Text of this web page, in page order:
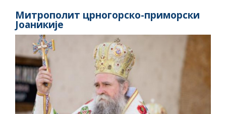
Митрополит црногорско-приморски
Јоаникије